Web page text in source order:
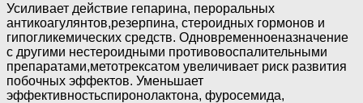
Усиливает действие гепарина, пероральных
антикоагулянтов,резерпина, стероидных гормонов и
гипогликемических средств. Одновременноеназначение
с другими нестероидными противовоспалительными
препаратами,метотрексатом увеличивает риск развития
побочных эффектов. Уменьшает
эффективностьспиронолактона, фуросемида,